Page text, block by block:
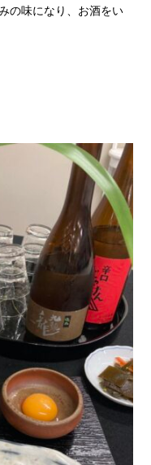
の味になり、お酒をい